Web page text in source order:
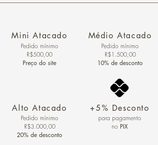
Mini Atacado
Pedido ​mínimo
R$500,00
Preço do site
Alto Atacado
Pedido mínimo
R$3.000,00
20% de desconto
Médio Atacado
Pedido mínimo
R$1.500,00
10% de desconto
+5% Desconto
para pagamento
no PIX